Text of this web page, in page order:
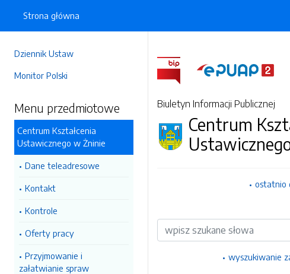
Dziennik Ustaw
Monitor Polski
Menu przedmiotowe
Centrum Kształcenia
Ustawicznego w Żninie
Dane teleadresowe
Kontakt
Kontrole
Oferty pracy
Przyjmowanie i
załatwianie spraw
Strona główna
Biuletyn Informacji Publicznej
Centrum
ostatnio
Wyszukiwarka
wyszukiwanie